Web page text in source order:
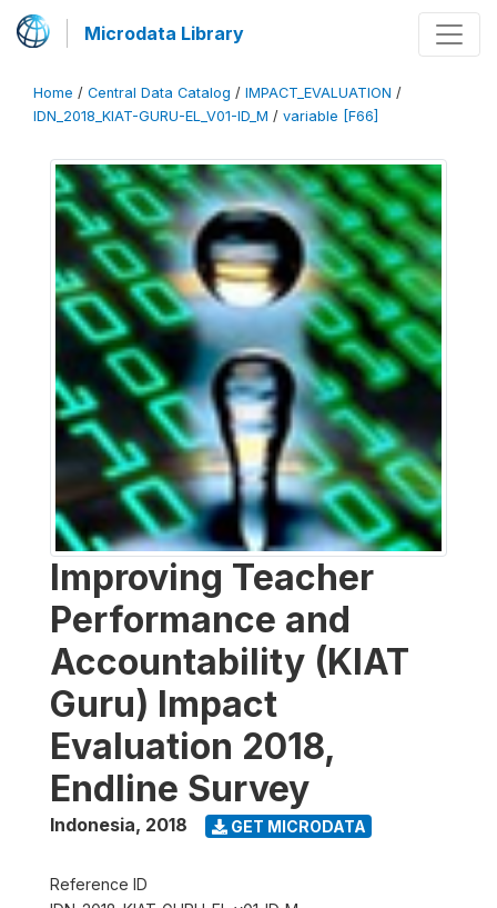
Microdata Library
Home / Central Data Catalog / IMPACT_EVALUATION /
IDN_2018_KIAT-GURU-EL_V01-ID_M / variable [F66]
Improving Teacher
Performance and
Accountability (KIAT
Guru) Impact
Evaluation 2018,
Endline Survey
Indonesia, 2018 GET MICRODATA
Reference ID